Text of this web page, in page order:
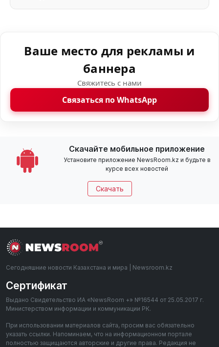
Ваше место для рекламы и
баннера
Свяжитесь с нами
Связаться по WhatsApp
Скачайте мобильное приложение
Установите приложение NewsRoom.kz и будьте в
курсе всех новостей
Скачать
Сегодняшние новости Казахстана и мира | Newsroom.kz
Сертификат
Выдано Свидетельство ИА «NewsRoom +» №16544 от 25.05.2017 г.
Министерством информации и коммуникации РК.
При использовании материалов сайта, просим вас обязательно
указать ссылки. Напоминаем, что на информационном портале
полностью защищаются авторские и другие права. Редакция не